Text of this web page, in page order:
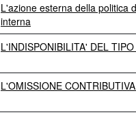
L'azione esterna della politica
interna
L'INDISPONIBILITA' DEL
L'OMISSIONE